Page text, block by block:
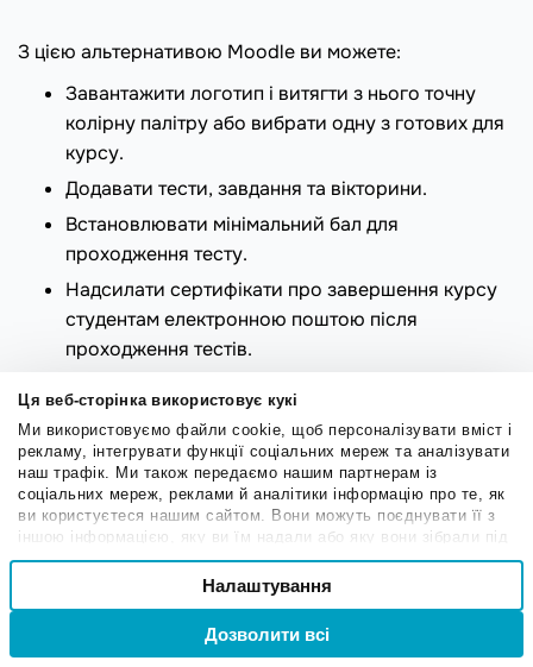
Ця веб-сторінка використовує кукі
Ми використовуємо файли cookie, щоб персоналізувати вміст і
рекламу, інтегрувати функції соціальних мереж та аналізувати
наш трафік. Ми також передаємо нашим партнерам із
соціальних мереж, реклами й аналітики інформацію про те, як
ви користуєтеся нашим сайтом. Вони можуть поєднувати її з
іншою інформацією, яку ви їм надали або яку вони зібрали під
час вашого користування їхніми службами.
Вибір
Привілейовані
Налаштування
Дозволити всі
З цією альтернативою Moodle ви можете:
Завантажити логотип і витягти з нього точну
колірну палітру або вибрати одну з готових для
курсу.
Додавати тести, завдання та вікторини.
Встановлювати мінімальний бал для
проходження тесту.
Надсилати сертифікати про завершення курсу
студентам електронною поштою після
проходження тестів.
завдань та вікторин.
Обмежувати кількість спроб для проходження
тесту.
Створювати форуми, пов’язані з вашим курсом.
їхні профілі на головній сторінці.
Гейміфікувати курс, надаючи користувачам